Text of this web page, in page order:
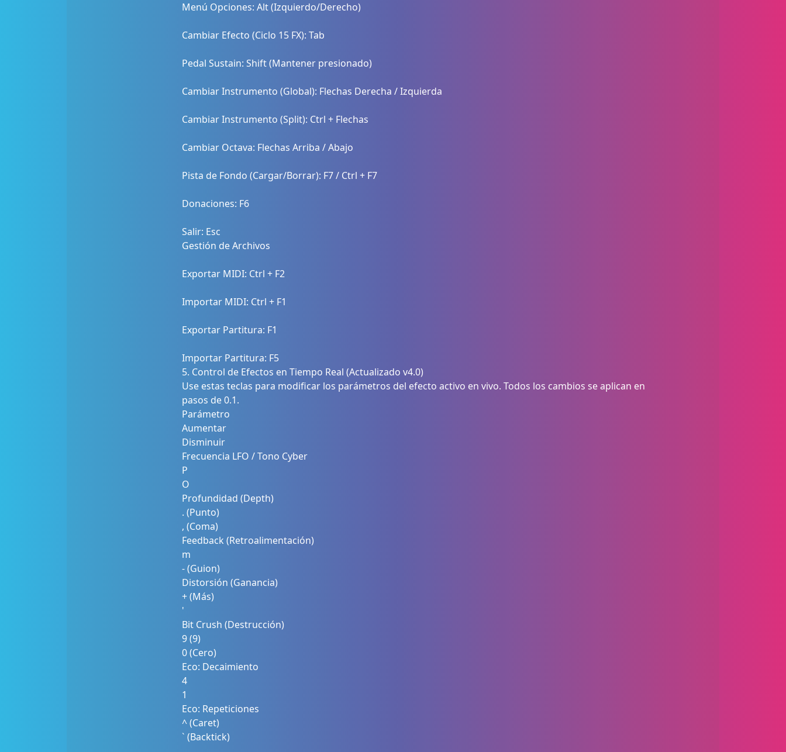
Menú Opciones: Alt (Izquierdo/Derecho)
Cambiar Efecto (Ciclo 15 FX): Tab
Pedal Sustain: Shift (Mantener presionado)
Cambiar Instrumento (Global): Flechas Derecha / Izquierda
Cambiar Instrumento (Split): Ctrl + Flechas
Cambiar Octava: Flechas Arriba / Abajo
Pista de Fondo (Cargar/Borrar): F7 / Ctrl + F7
Donaciones: F6
Salir: Esc
Gestión de Archivos
Exportar MIDI: Ctrl + F2
Importar MIDI: Ctrl + F1
Exportar Partitura: F1
Importar Partitura: F5
5. Control de Efectos en Tiempo Real (Actualizado v4.0)
Use estas teclas para modificar los parámetros del efecto activo en vivo. Todos los cambios se aplican en
pasos de 0.1.
Parámetro
Aumentar
Disminuir
Frecuencia LFO / Tono Cyber
P
O
Profundidad (Depth)
. (Punto)
, (Coma)
Feedback (Retroalimentación)
m
- (Guion)
Distorsión (Ganancia)
+ (Más)
'
Bit Crush (Destrucción)
9 (9)
0 (Cero)
Eco: Decaimiento
4
1
Eco: Repeticiones
^ (Caret)
` (Backtick)